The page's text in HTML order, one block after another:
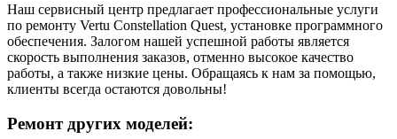
Наш сервисный центр предлагает профессиональные услуги
по ремонту Vertu Constellation Quest, установке программного
обеспечения. Залогом нашей успешной работы является
скорость выполнения заказов, отменно высокое качество
работы, а также низкие цены. Обращаясь к нам за помощью,
клиенты всегда остаются довольны!
Ремонт других моделей: